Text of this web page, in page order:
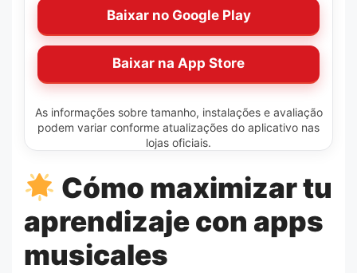
Baixar no Google Play
Baixar na App Store
As informações sobre tamanho, instalações e avaliação
podem variar conforme atualizações do aplicativo nas
lojas oficiais.
Cómo maximizar tu
aprendizaje con apps
musicales